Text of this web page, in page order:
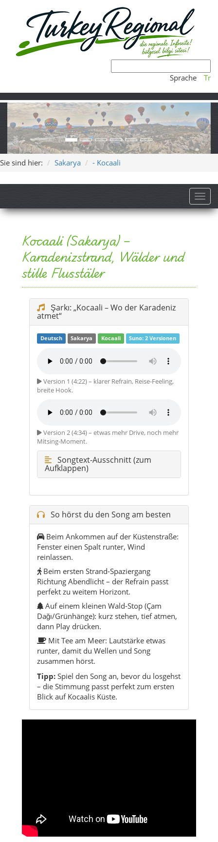
Sprache Tr
Sie sind hier: Sakarya - Kocaali
Kocaali (Sakarya) –
Karadenizstrand, Wälder und
stille Flusstäler
Şarkı: „Kocaali – Wo der Karadeniz
atmet“
Deutsch Sakarya Kocaali Suno: 2 Versionen
Version 1 (4:22) – klarer Refrain, Reise-Feeling,
breite Hook.
Version 2 (4:34) – etwas mehr Drive, noch mehr
Mitsing-Moment.
Songtext-Ausschnitt (zum
Aufklappen)
So hörst du den Song am besten
Beim Ankommen auf der Küstenstraße:
Fenster einen Spalt runter, Wind
reinlassen.
Beim ersten Strand-Spaziergang
Richtung Abendlicht – der Refrain passt
perfekt zu weitem Horizont.
Auf einem kleinen Wald-Stop (Çam
Dağı/Grünhänge): kurz stehen, tief atmen,
dann Play drücken.
Mit Tee am Meer: Lautstärke etwas
runter, damit du Wellen und Song
zusammen hörst.
Tipp: Spiel den Song an, bevor du losgehst
– die Stimmung passt perfekt zum ersten
Blick auf Kocaalis Küste.